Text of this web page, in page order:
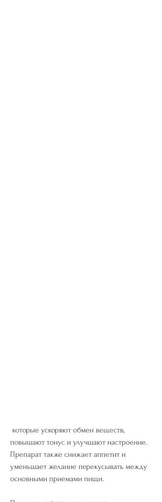
повышают тонус и улучшают настроение.
Препарат также снижает аппетит и
уменьшает желание перекусывать между
основными приемами пищи.